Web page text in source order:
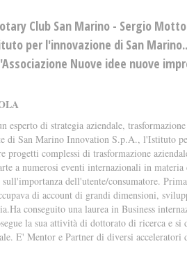
Club San Marino - Sergio
per l'innovazione di San
Nuove idee nuove
esperto di strategia aziendale,
di San Marino Innovation S.p.A., l'Istituto
progetti complessi di trasformazione
a numerosi eventi internazionali in
sull'importanza dell'utente/consumatore.
di account di grandi dimensioni,
conseguito una laurea in Business
la sua attività di dottorato di ricerca e si
E' Mentor e Partner di diversi